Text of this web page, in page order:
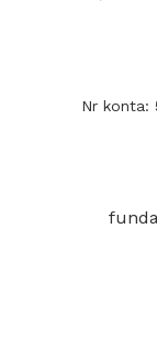
Nr konta: